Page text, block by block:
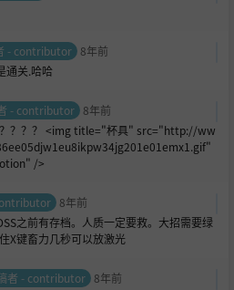
- contributor 8年前
通关.哈哈
- contributor 8年前
？？？？ <img title="杯具" src="http://ww
/>
8年前
之前有存档。人质一定要救。大招需要绿
X键畜力几秒可以放激光
者 - contributor 8年前